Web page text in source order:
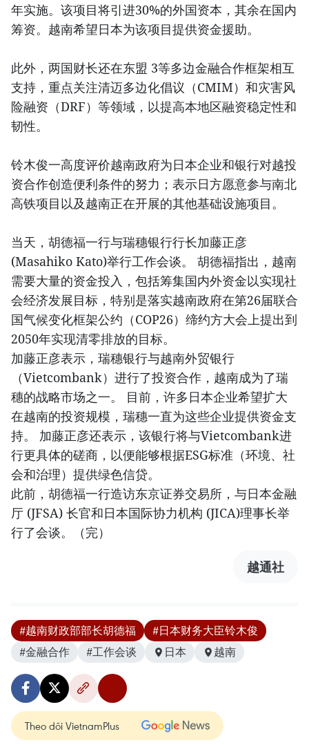
年实施。该项目将引进30%的外国资本，其余在国内
筹资。越南希望日本为该项目提供资金援助。
此外，两国财长还在东盟 3等多边金融合作框架相互
支持，重点关注清迈多边化倡议（CMIM）和灾害风
险融资（DRF）等领域，以提高本地区融资稳定性和
韧性。
铃木俊一高度评价越南政府为日本企业和银行对越投
资合作创造便利条件的努力；表示日方愿意参与南北
高铁项目以及越南正在开展的其他基础设施项目。
当天，胡德福一行与瑞穗银行行长加藤正彦
(Masahiko Kato)举行工作会谈。 胡德福指出，越南
需要大量的资金投入，包括筹集国内外资金以实现社
会经济发展目标，特别是落实越南政府在第26届联合
国气候变化框架公约（COP26）缔约方大会上提出到
2050年实现清零排放的目标。
加藤正彦表示，瑞穗银行与越南外贸银行
（Vietcombank）进行了投资合作，越南成为了瑞
穗的战略市场之一。 目前，许多日本企业希望扩大
在越南的投资规模，瑞穗一直为这些企业提供资金支
持。 加藤正彦还表示，该银行将与Vietcombank进
行更具体的磋商，以便能够根据ESG标准（环境、社
会和治理）提供绿色信贷。
此前，胡德福一行造访东京证券交易所，与日本金融
厅 (JFSA) 长官和日本国际协力机构 (JICA)理事长举
行了会谈。（完）
越通社
#越南财政部部长胡德福
#日本财务大臣铃木俊
#金融合作
#工作会谈 日本 越南
Theo dõi VietnamPlus